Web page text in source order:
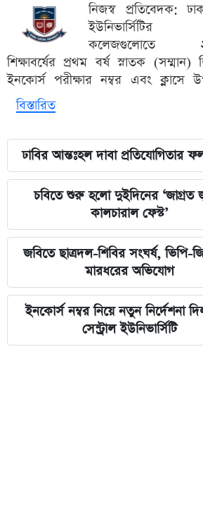
নিজস্ব প্রতিবেদক:
ইউনিভার্সিটির
কলেজগুলোতে
শিক্ষাবর্ষের প্রথম বর্ষ স্নাতক (সম্মান)
ইনকোর্স পরীক্ষার নম্বর এবং ক্লাসে
বিস্তারিত
ঢাবির আন্তঃহল দাবা প্রতিযোগিতার
চবিতে শুরু হলো দুইদিনের ‘জাগ্রত
কালচারাল ফেস্ট’
জবিতে ছাত্রদল-শিবির সংঘর্ষ, ভিপি-
মারধরের অভিযোগ
ইনকোর্স নম্বর নিয়ে নতুন নির্দেশনা
সেন্ট্রাল ইউনিভার্সিটি